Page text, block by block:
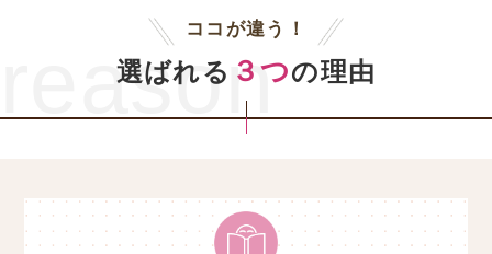
ココが違う！
選ばれる ３つの理由
reason